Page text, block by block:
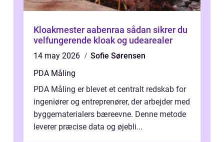
Kloakmester aabenraa sådan sikrer du
velfungerende kloak og udearealer
14 may 2026
Sofie Sørensen
PDA Måling
PDA Måling er blevet et centralt redskab for
ingeniører og entreprenører, der arbejder med
byggematerialers bæreevne. Denne metode
leverer præcise data og øjebli...